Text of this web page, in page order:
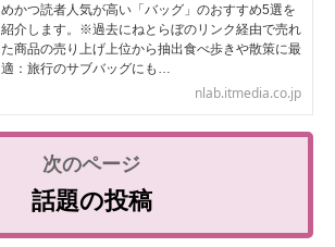
めかつ読者人気が高い「バッグ」のおすすめ5選を
紹介します。※過去にねとらぼのリンク経由で売れ
た商品の売り上げ上位から抽出食べ歩きや散策に最
適：旅行のサブバッグにも…
nlab.itmedia.co.jp
話題の投稿